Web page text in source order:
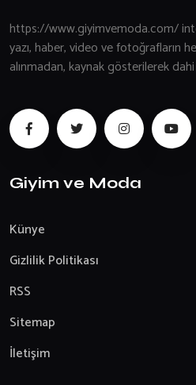
https://www.giyimvemoda.com/
yazı, haber, video ve fotoğrafların
alınmadan, kaynak gösterilerek
Giyim ve Moda
Künye
Gizlilik Politikası
RSS
Sitemap
İletişim